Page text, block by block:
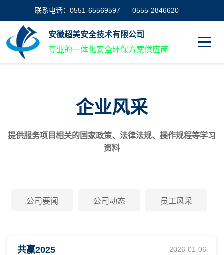
联系电话：0551-65569597 0555-2846620
安徽超美安全技术有限公司
专业的一体化安全环保方案供应商
企业风采
提供服务项目相关的国家政策、法律法规、操作规程等学习
资料
公司要闻 公司动态 员工风采
共赢2025 2026-01-06